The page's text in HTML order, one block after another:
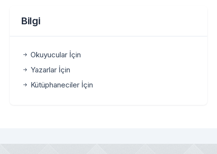
Bilgi
Okuyucular İçin
Yazarlar İçin
Kütüphaneciler İçin